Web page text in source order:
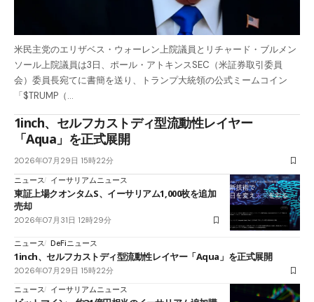
米民主党のエリザベス・ウォーレン上院議員とリチャード・ブルメン
ソール上院議員は3日、ポール・アトキンスSEC（米証券取引委員
会）委員長宛てに書簡を送り、トランプ大統領の公式ミームコイン
「$TRUMP（…
1inch、セルフカストディ型流動性レイヤー
「Aqua」を正式展開
2026年07月29日 15時22分
ニュース
イーサリアムニュース
東証上場クオンタムS、イーサリアム1,000枚を追加
売却
2026年07月31日 12時29分
ニュース DeFiニュース
1inch、セルフカストディ型流動性レイヤー「Aqua」を正式展開
2026年07月29日 15時22分
ニュース
イーサリアムニュース